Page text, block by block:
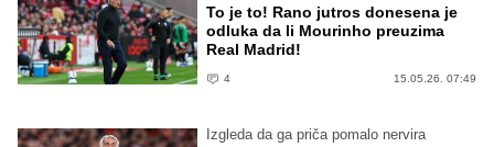
To je to! Rano jutros donesena je
odluka da li Mourinho preuzima
Real Madrid!
4 15.05.26. 07:49
Izgleda da ga priča pomalo nervira